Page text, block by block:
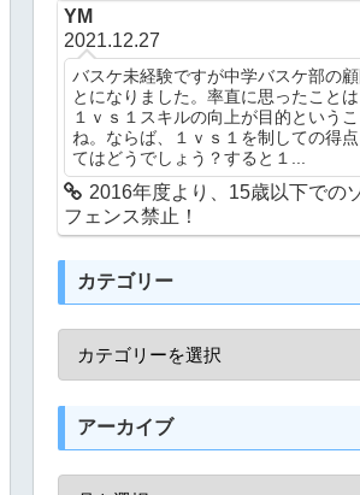
YM
2021.12.27
バスケ未経験ですが中学バスケ部の顧
とになりました。率直に思ったこと
１ｖｓ１スキルの向上が目的という
ね。ならば、１ｖｓ１を制しての得
てはどうでしょう？すると１...
2016年度より、15歳以下での
フェンス禁止！
カテゴリー
アーカイブ